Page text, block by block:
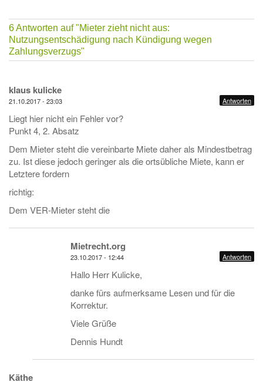
6 Antworten auf"Mieter zieht nicht aus:
Nutzungsentschädigung nach Kündigung wegen
Zahlungsverzugs"
klaus kulicke
21.10.2017 - 23:03 Antworten
Liegt hier nicht ein Fehler vor?
Punkt 4, 2. Absatz
Dem Mieter steht die vereinbarte Miete daher als Mindestbetrag
zu. Ist diese jedoch geringer als die ortsübliche Miete, kann er
Letztere fordern
richtig:
Dem VER-Mieter steht die
Mietrecht.org
23.10.2017 - 12:44 Antworten
Hallo Herr Kulicke,
danke fürs aufmerksame Lesen und für die
Korrektur.
Viele Grüße
Dennis Hundt
Käthe